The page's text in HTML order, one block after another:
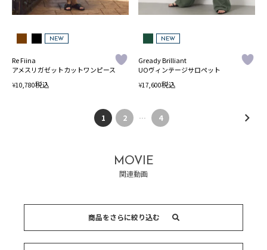
NEW
Re Fiina
アメスリガゼットカットワンピース
¥10,780税込
NEW
Gready Brilliant
UOヴィンテージサロペット
¥17,600税込
1 2 … 4
MOVIE
関連動画
商品をさらに絞り込む